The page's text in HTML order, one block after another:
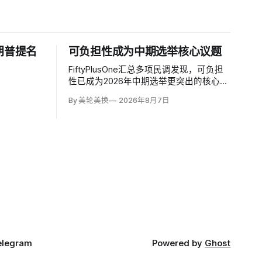
提名 可负担性成为中期选举核心议题
FiftyPlusOne汇总多项民调发现，可负担
性已成为2026年中期选举更突出的核心议
（The Economist）调查中，把通胀和物
By 美轮美换 2026年8月7日
Powered by Ghost